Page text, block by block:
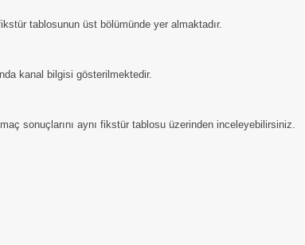
tablosunun üst bölümünde yer almaktadır.
kanal bilgisi gösterilmektedir.
sonuçlarını aynı fikstür tablosu üzerinden inceleyebilirsiniz.